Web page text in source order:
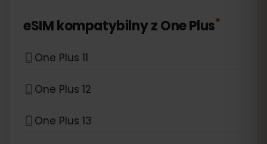
eSIM kompatybilny zOne Plus*
One Plus 11
One Plus 12
One Plus 13